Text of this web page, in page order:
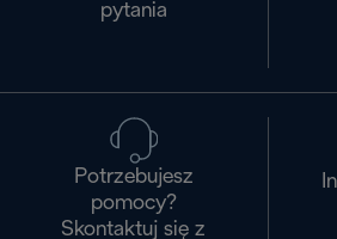
pytania
Potrzebujesz
pomocy?
Skontaktuj się z